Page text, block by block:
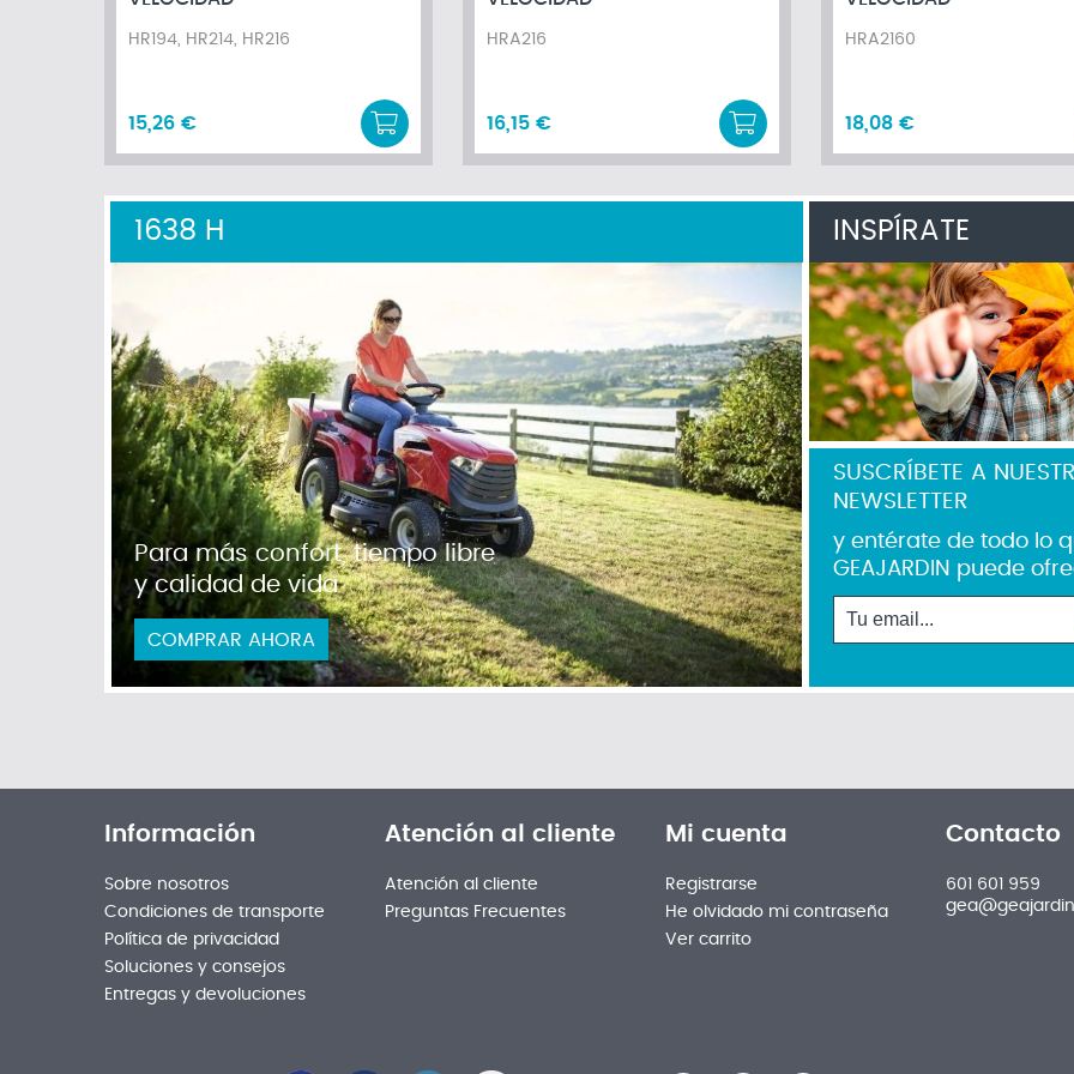
HR194, HR214, HR216
15,26 €
HRA216
16,15 €
HRA2160
18,08 €
1638 H
Para más confort, tiempo libre
y calidad de vida
COMPRAR AHORA
INSPÍRATE
SUSCRÍBETE A
NEWSLETTER
y entérate de todo lo
GEAJARDIN puede
Información
Sobre nosotros
Condiciones de transporte
Política de privacidad
Soluciones y consejos
Entregas y devoluciones
Atención al cliente
Atención al cliente
Preguntas Frecuentes
Mi cuenta
Registrarse
He olvidado mi contraseña
Ver carrito
Contacto
601 601 959